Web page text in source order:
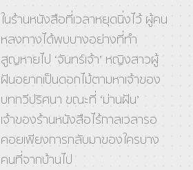
ในร้านหนังสือที่เวลาหยุดนิ่งไว้ ผู้คน
หลงทางได้พบบางอย่างที่ทำ
สูญหายไป ‘จันทร์เจ้า’ หญิงสาวผู้
ฝันอยากเป็นดอกไม้ตามหาเจ้าของ
บทกวีปริศนา ขณะที่ ‘ม่านฝัน’
เจ้าของร้านหนังสือไร้กาลเวลารอ
คอยเพียงการกลับมาของใครบาง
คนที่จากบ้านไป